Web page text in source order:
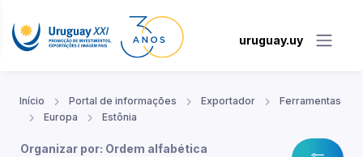
uruguay.uy
Início Portal de informações Exportador
Ferramentas
Europa
Estônia
Organizar por: Ordem alfabética